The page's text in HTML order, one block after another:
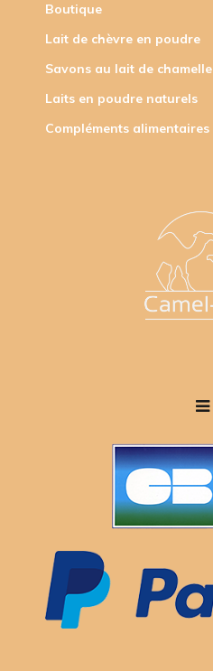
Boutique
Lait de chèvre en poudre
Savons au lait de chamelle
Laits en poudre naturels
Compléments alimentaires